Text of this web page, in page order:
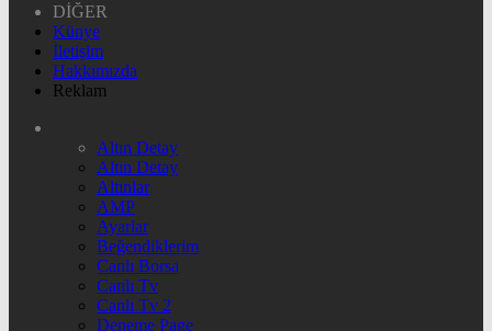
DİĞER
Künye
İletişim
Hakkımızda
Reklam
Altın Detay
Altın Detay
Altınlar
AMP
Ayarlar
Beğendiklerim
Canlı Borsa
Canlı Tv
Canlı Tv 2
Deneme Page